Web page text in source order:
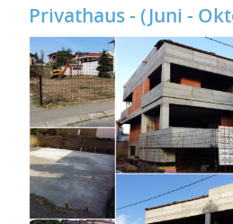
Privathaus - (Juni -